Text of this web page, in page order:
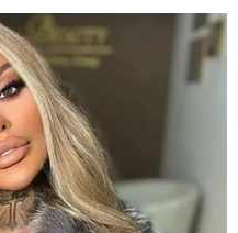
muito grande que
essa fachada da casa,
que existia, uma
Ficou lindo. Eu
mas a daqui é muito
tem o seu valor. São
estão fazendo suas